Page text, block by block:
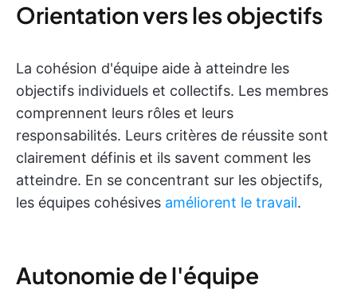
Orientation vers les objectifs
La cohésion d'équipe aide à atteindre les
objectifs individuels et collectifs. Les membres
comprennent leurs rôles et leurs
responsabilités. Leurs critères de réussite sont
clairement définis et ils savent comment les
atteindre. En se concentrant sur les objectifs,
les équipes cohésives améliorent le travail.
Autonomie de l'équipe